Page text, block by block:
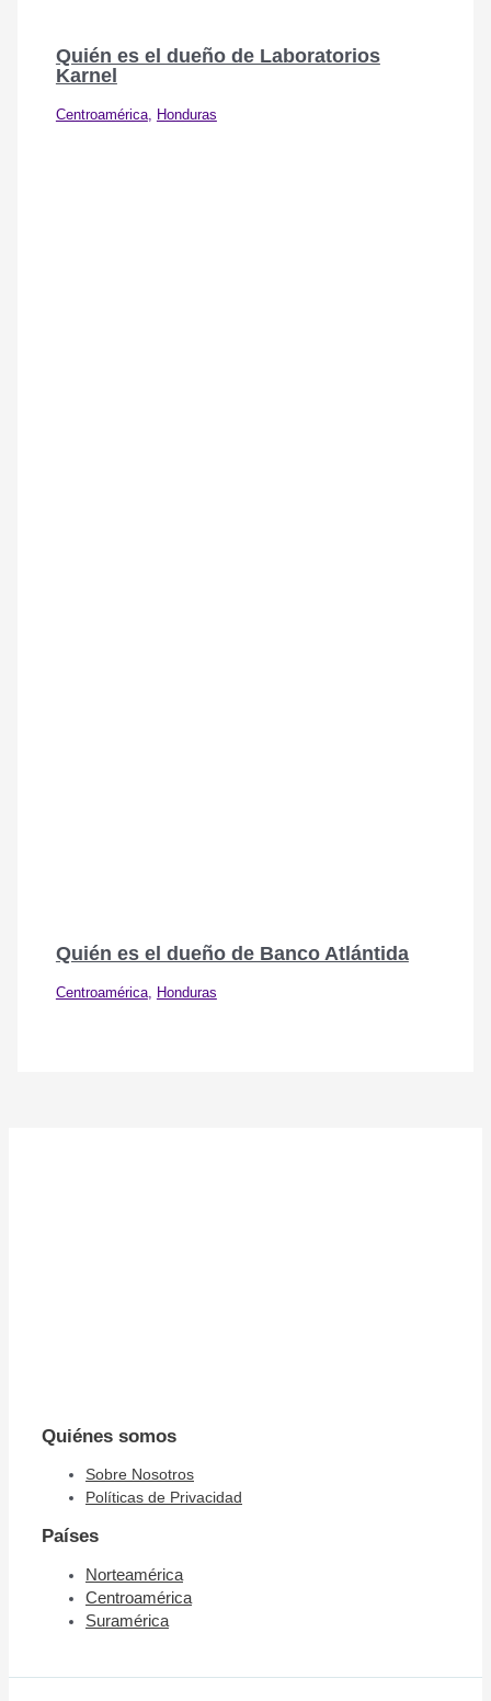
Quién es el dueño de Laboratorios
Karnel
Centroamérica, Honduras
Quién es el dueño de Banco Atlántida
Centroamérica, Honduras
Quiénes somos
Sobre Nosotros
Políticas de Privacidad
Países
Norteamérica
Centroamérica
Suramérica​​